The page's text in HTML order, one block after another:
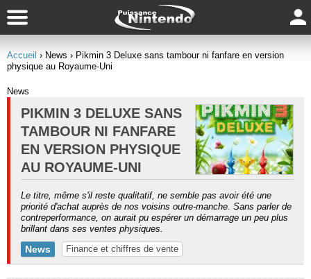
Accueil › News › Pikmin 3 Deluxe sans tambour ni fanfare en version
physique au Royaume-Uni
News
PIKMIN 3 DELUXE SANS
TAMBOUR NI FANFARE
EN VERSION PHYSIQUE
AU ROYAUME-UNI
Le titre, même s'il reste qualitatif, ne semble pas avoir été une
priorité d'achat auprès de nos voisins outre-manche. Sans parler de
contreperformance, on aurait pu espérer un démarrage un peu plus
brillant dans ses ventes physiques.
News Finance et chiffres de vente